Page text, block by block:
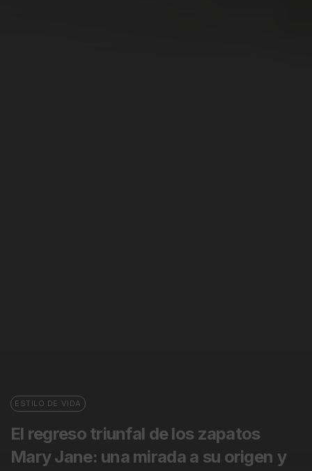
ESTILO DE VIDA
El regreso triunfal de los zapatos
Mary Jane: una mirada a su origen y